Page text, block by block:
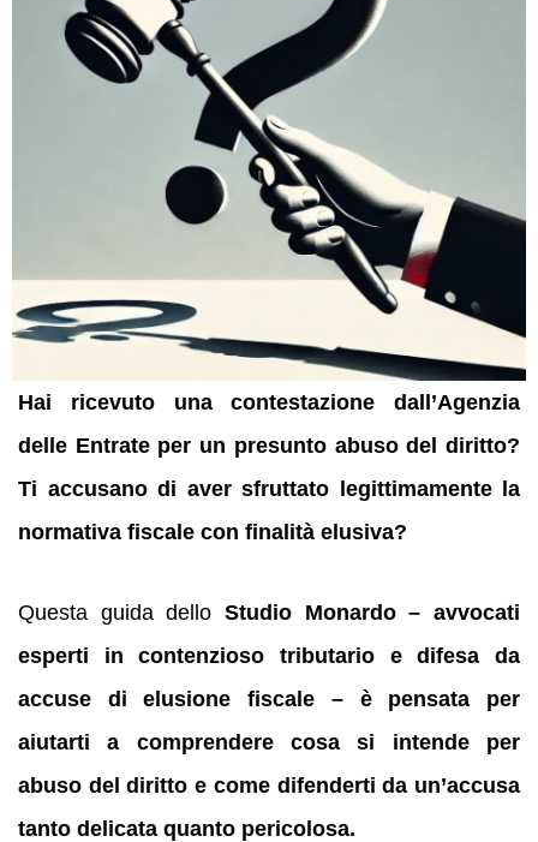
Hai ricevuto una contestazione dall’Agenzia
delle Entrate per un presunto abuso del diritto?
Ti accusano di aver sfruttato legittimamente la
normativa fiscale con finalità elusiva?
Questa guida dello Studio Monardo – avvocati
esperti in contenzioso tributario e difesa da
accuse di elusione fiscale – è pensata per
aiutarti a comprendere cosa si intende per
abuso del diritto e come difenderti da un’accusa
tanto delicata quanto pericolosa.